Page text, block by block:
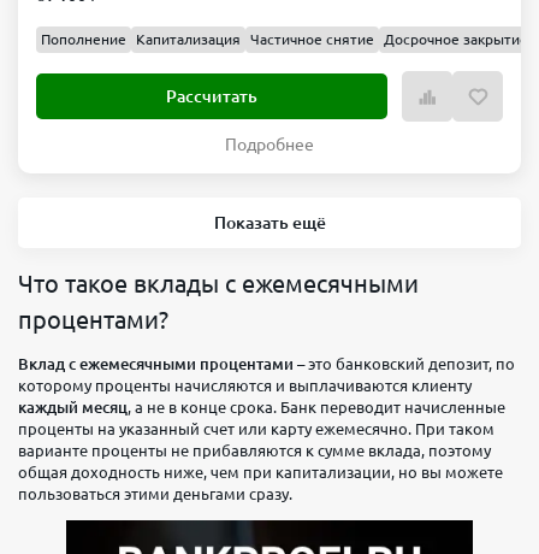
Пополнение Капитализация Частичное снятие Досрочное закрытие
Рассчитать
Подробнее
Показать ещё
Что такое вклады с ежемесячными
процентами?
Вклад с ежемесячными процентами – это банковский депозит, по
которому проценты начисляются и выплачиваются клиенту
каждый месяц, а не в конце срока. Банк переводит начисленные
проценты на указанный счет или карту ежемесячно. При таком
варианте проценты не прибавляются к сумме вклада, поэтому
общая доходность ниже, чем при капитализации, но вы можете
пользоваться этими деньгами сразу.